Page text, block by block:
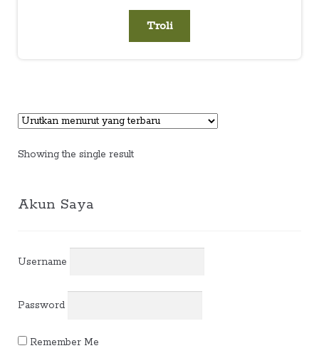
Troli
Showing the single result
Akun Saya
Username
Password
Remember Me